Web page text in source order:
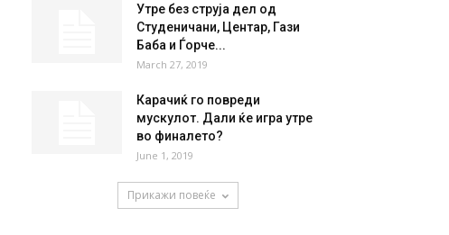
Утре без струја дел од
Студеничани, Центар, Гази
Баба и Ѓорче...
March 27, 2019
Карачиќ го повреди
мускулот. Дали ќе игра утре
во финалето?
June 1, 2019
Прикажи повеќе